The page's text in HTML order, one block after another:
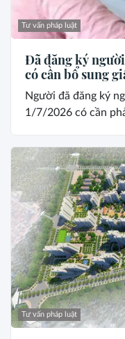
Tư vấn pháp luật
Đã đăng ký
có cần bổ sung
Người đã đăng ký
1/7/2026 có cần
Tư vấn pháp luật